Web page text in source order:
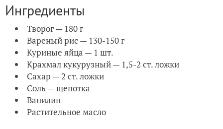
Ингредиенты
Творог — 180 г
Вареный рис — 130-150 г
Куриные яйца — 1 шт.
Крахмал кукурузный — 1,5-2 ст. ложки
Сахар — 2 ст. ложки
Соль — щепотка
Ванилин
Растительное масло